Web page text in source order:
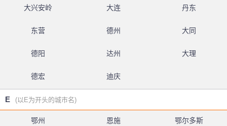
大兴安岭 大连 丹东
东营 德州 大同
德阳 达州 大理
德宏 迪庆
E (以E为开头的城市名)
鄂州 恩施 鄂尔多斯